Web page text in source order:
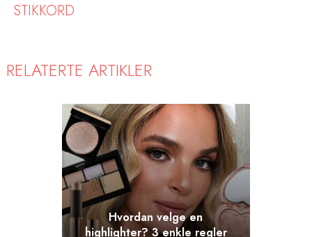
STIKKORD
RELATERTE ARTIKLER
Hvordan velge en
highlighter? 3 enkle regler